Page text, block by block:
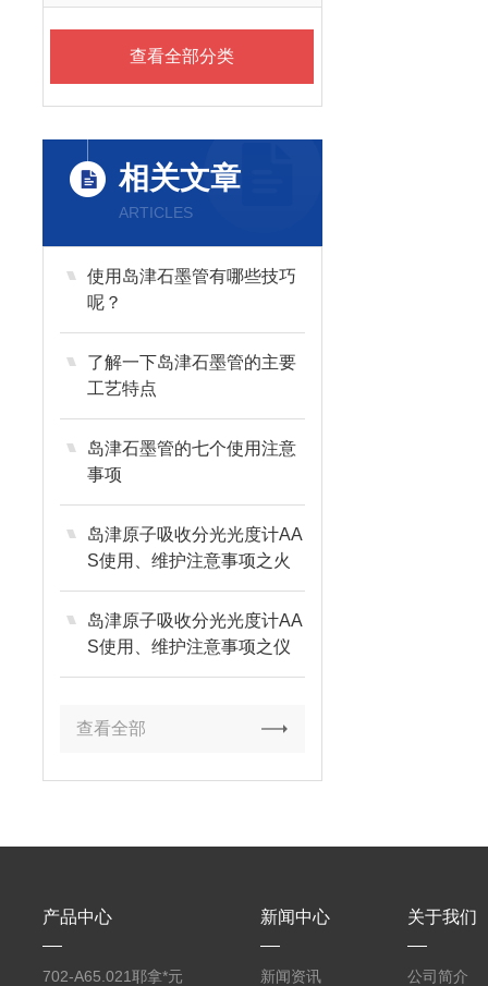
查看全部分类
相关文章
ARTICLES
使用岛津石墨管有哪些技巧
呢？
了解一下岛津石墨管的主要
工艺特点
岛津石墨管的七个使用注意
事项
岛津原子吸收分光光度计AA
S使用、维护注意事项之火
焰部分篇
岛津原子吸收分光光度计AA
S使用、维护注意事项之仪
器环境篇
查看全部
产品中心
702-A65.021耶拿*元
新闻中心
新闻资讯
关于我们
公司简介